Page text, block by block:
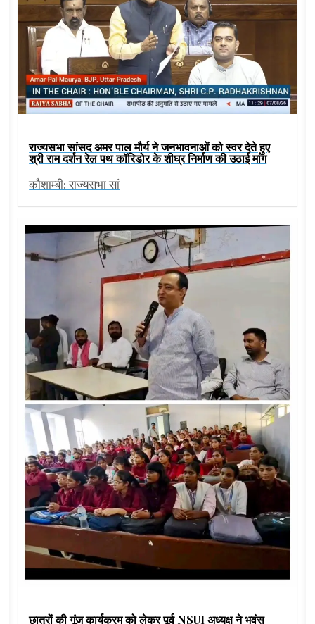
राज्यसभा सांसद अमर पाल मौर्य ने जनभावनाओं को स्वर देते हुए
श्री राम दर्शन रेल पथ कॉरिडोर के शीघ्र निर्माण की उठाई मांग
कौशाम्बी: राज्यसभा सां
छात्रों की गूंज कार्यक्रम को लेकर पूर्व NSUI अध्यक्ष ने भवंस